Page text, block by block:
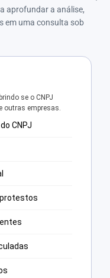
aprofundar a análise,
em uma consulta sob
se o CNPJ
outras empresas.
CNPJ